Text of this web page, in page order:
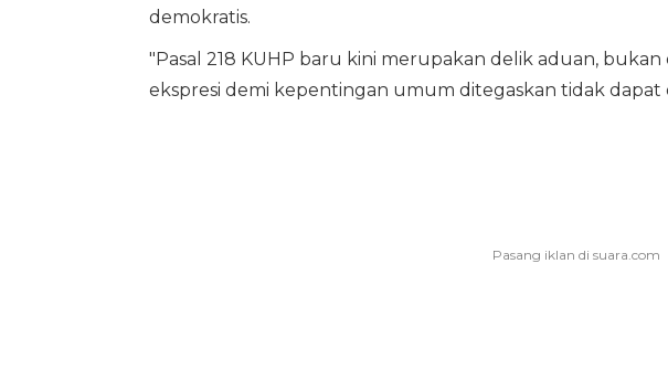
demokratis.
"Pasal 218 KUHP baru kini merupakan delik aduan, bukan
ekspresi demi kepentingan umum ditegaskan tidak dapat